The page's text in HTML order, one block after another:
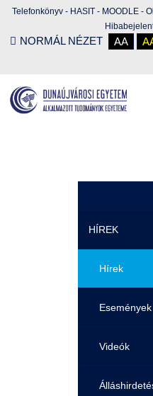
Telefonkönyv - HASIT - MOODLE -
NORMÁL NÉZET AA
HÍREK
Hírek
Események
Videók